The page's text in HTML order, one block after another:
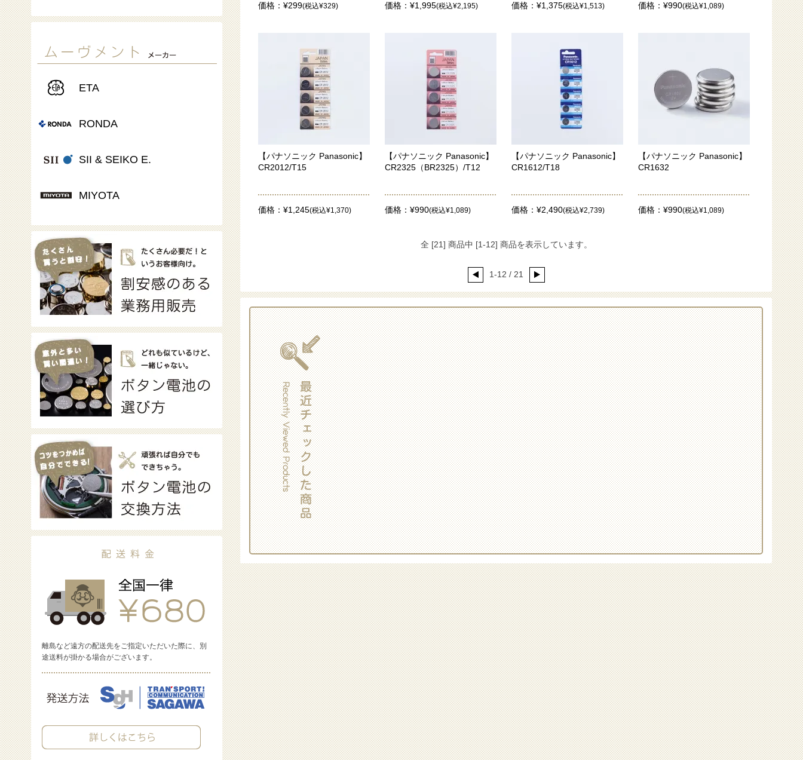
価格：¥299(税込¥329) 価格：¥1,995(税込¥2,195) 価格：¥1,375(税込¥1,513) 価格：¥990(税込¥1,089)
【パナソニック Panasonic】
CR2012/T15
価格：¥1,245(税込¥1,370)
【パナソニック Panasonic】
CR2325（BR2325）/T12
価格：¥990(税込¥1,089)
【パナソニック Panasonic】
CR1612/T18
価格：¥2,490(税込¥2,739)
【パナソニック Panasonic】
CR1632
価格：¥990(税込¥1,089)
全 [21] 商品中 [1-12] 商品を表示しています。
1-12 / 21
ETA
RONDA
SII & SEIKO E.
MIYOTA
離島など遠方の配送先をご指定いただいた際に、別
途送料が掛かる場合がございます。